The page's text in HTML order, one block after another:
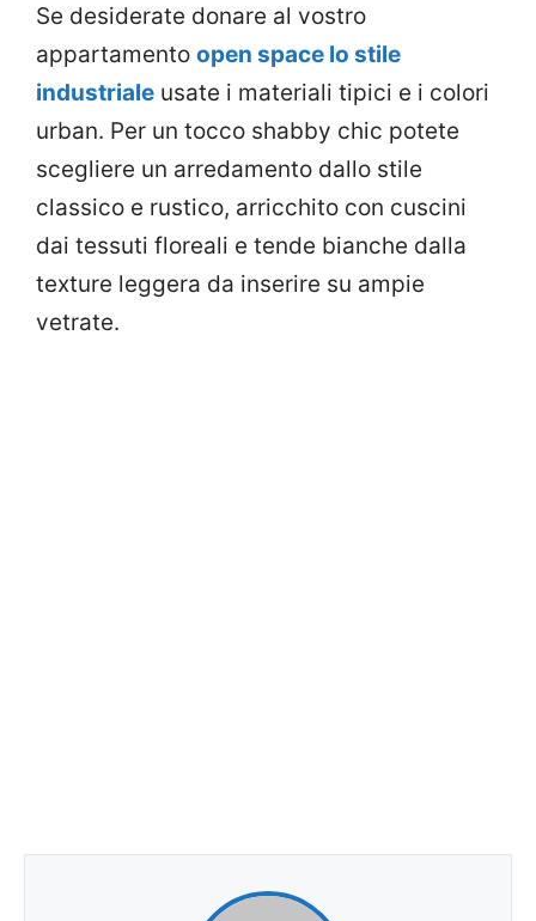
Se desiderate donare al vostro
appartamento open space lo stile
industriale usate i materiali tipici e i colori
urban. Per un tocco shabby chic potete
scegliere un arredamento dallo stile
classico e rustico, arricchito con cuscini
dai tessuti floreali e tende bianche dalla
texture leggera da inserire su ampie
vetrate.